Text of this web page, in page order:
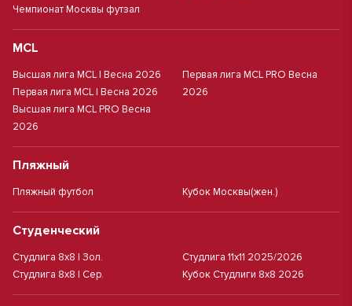
Чемпионат Москвы футзал
MCL
Высшая лига MCL | Весна 2026
Первая лига MCL | Весна 2026
Высшая лига MCL PRO Весна
2026
Первая лига MCL PRO Весна
2026
Пляжный
Пляжный футбол Кубок Москвы(жен.)
Студенческий
Студлига 8х8 | Зол.
Студлига 8х8 | Сер.
Студлига 11х11 2025/2026
Кубок Студлиги 8х8 2026